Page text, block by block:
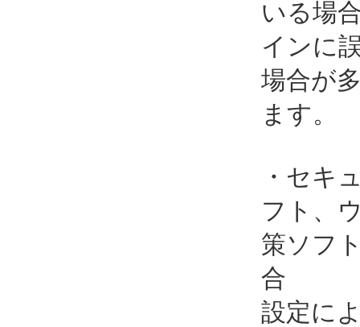
いる場
インに
場合が
ます。
・セキ
フト、
策ソフ
合
設定に